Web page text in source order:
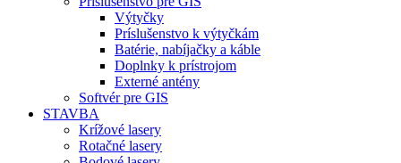
Výtyčky
Príslušenstvo k výtyčkám
Batérie, nabíjačky a káble
Doplnky k prístrojom
Externé antény
Softvér pre GIS
STAVBA
Krížové lasery
Rotačné lasery